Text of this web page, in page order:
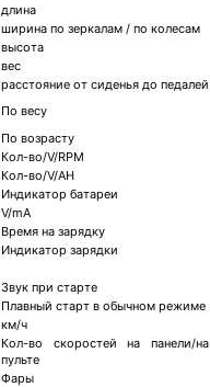
длина
ширина по зеркалам / по колесам
высота
вес
расстояние от сиденья до педалей
По весу
По возрасту
Кол-во/V/RPM
Кол-во/V/AH
Индикатор батареи
V/mA
Время на зарядку
Индикатор зарядки
Звук при старте
Плавный старт в обычном режиме
км/ч
Кол-во скоростей на панели/на
пульте
Фары